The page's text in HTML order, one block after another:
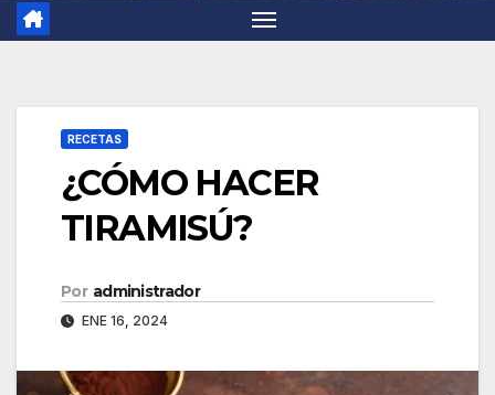
RECETAS
¿CÓMO HACER
TIRAMISÚ?
Por administrador
ENE 16, 2024